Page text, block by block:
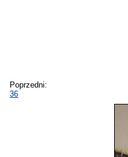
Poprzedni:
36